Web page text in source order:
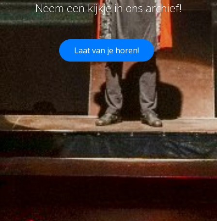
Neem een kijkje in ons archief!
Laat van je horen!